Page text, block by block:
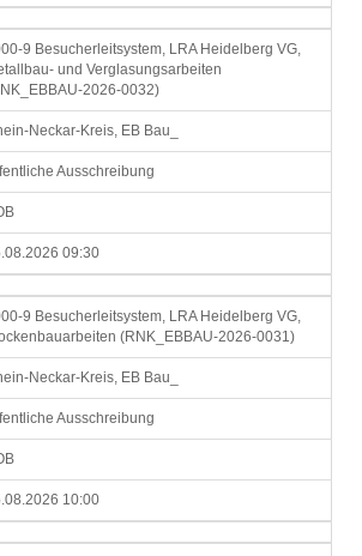
9 Besucherleitsystem, LRA Heidelberg VG,
und Verglasungsarbeiten
2026-0032)
Neckar-Kreis, EB Bau_
Ausschreibung
09:30
9 Besucherleitsystem, LRA Heidelberg VG,
(RNK_EBBAU-2026-0031)
Neckar-Kreis, EB Bau_
Ausschreibung
10:00